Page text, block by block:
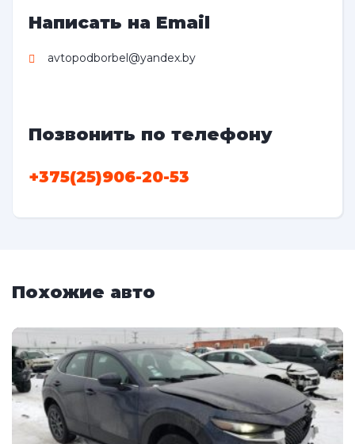
Написать на Email
avtopodborbel@yandex.by
Позвонить по телефону
+375(25)906-20-53
Похожие авто